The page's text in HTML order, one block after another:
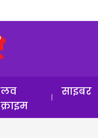
लव
क्राइम
साइबर